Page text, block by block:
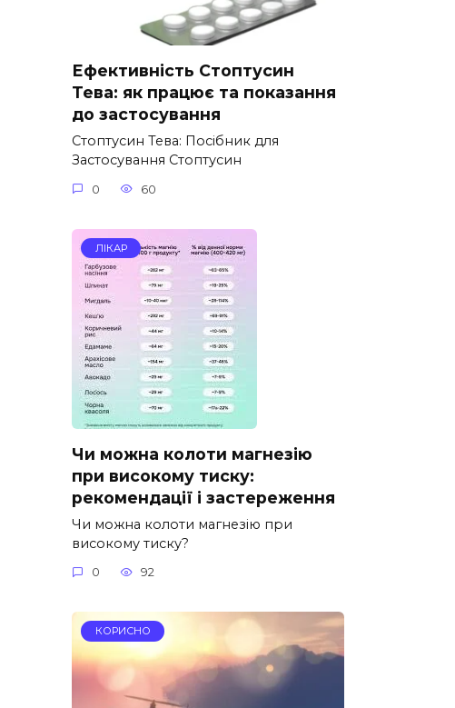
Ефективність Стоптусин
Тева: як працює та показання
до застосування
Стоптусин Тева: Посібник для
Застосування Стоптусин
0 60
ЛІКАР
Чи можна колоти магнезію
при високому тиску:
рекомендації і застереження
Чи можна колоти магнезію при
високому тиску?
0 92
КОРИСНО